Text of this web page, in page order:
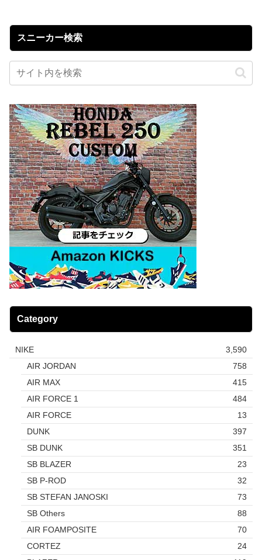
スニーカー検索
Category
NIKE
3,590
AIR JORDAN
758
AIR MAX
415
AIR FORCE 1
484
AIR FORCE
13
DUNK
397
SB DUNK
351
SB BLAZER
23
SB P-ROD
32
SB STEFAN JANOSKI
73
SB Others
88
AIR FOAMPOSITE
70
CORTEZ
24